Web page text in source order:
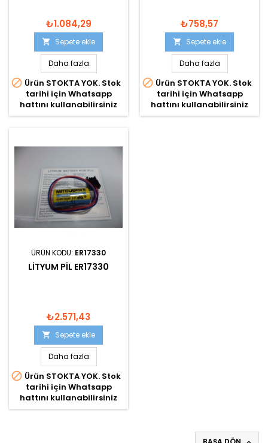
₺1.084,29
 Sepete ekle
Daha fazla
 Ürün STOKTA YOK. Stok
tarihi için Whatsapp
hattını kullanabilirsiniz
₺758,57
 Sepete ekle
Daha fazla
 Ürün STOKTA YOK. Stok
tarihi için Whatsapp
hattını kullanabilirsiniz
ÜRÜN KODU: ER17330
LITYUM PIL ER17330
₺2.571,43
 Sepete ekle
Daha fazla
 Ürün STOKTA YOK. Stok
tarihi için Whatsapp
hattını kullanabilirsiniz